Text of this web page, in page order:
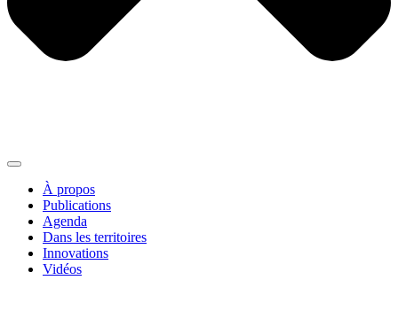
À propos
Publications
Agenda
Dans les territoires
Innovations
Vidéos